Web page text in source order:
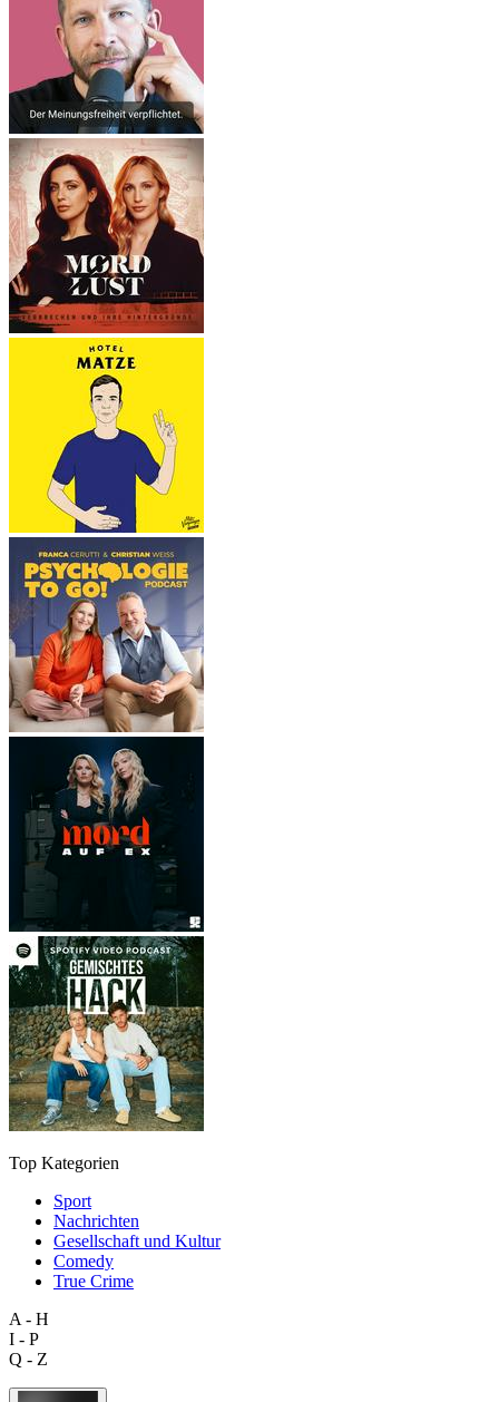
Top Kategorien
Sport
Nachrichten
Gesellschaft und Kultur
Comedy
True Crime
A - H
I - P
Q - Z